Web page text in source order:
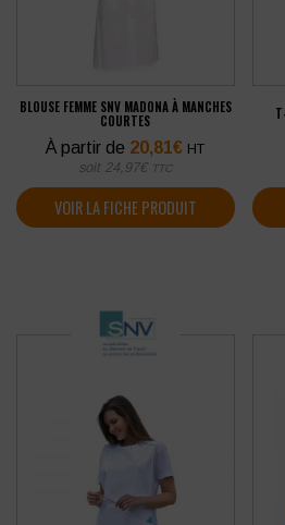
BLOUSE FEMME SNV MADONA À MANCHES
COURTES
À partir de 20,81€ HT
soit 24,97€ TTC
VOIR LA FICHE PRODUIT